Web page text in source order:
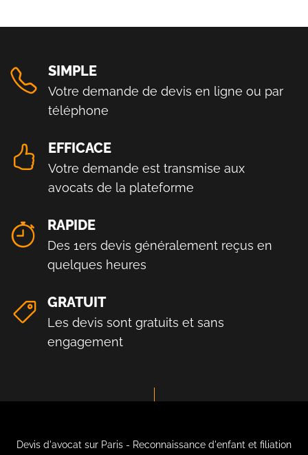
SIMPLE
Votre demande de devis en ligne ou par
téléphone
EFFICACE
Votre demande est transmise aux
avocats de la plateforme
RAPIDE
Des 1ers devis généralement reçus en
quelques heures
GRATUIT
Les devis sont gratuits et sans
engagement
Devis d'avocat sur Paris - Reconnaissance d'enfant et filiation